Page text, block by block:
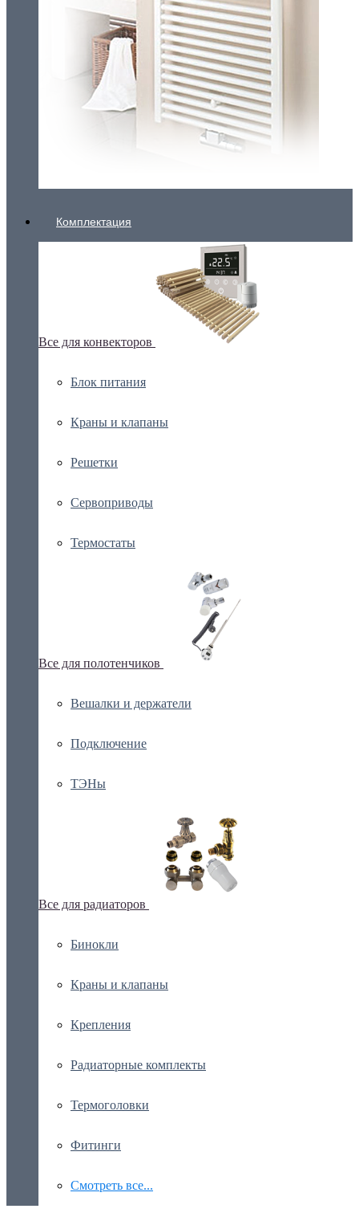
Комплектация
Все для конвекторов
Блок питания
Краны и клапаны
Решетки
Сервоприводы
Термостаты
Все для полотенчиков
Вешалки и держатели
Подключение
ТЭНы
Все для радиаторов
Бинокли
Краны и клапаны
Крепления
Радиаторные комплекты
Термоголовки
Фитинги
Смотреть все...